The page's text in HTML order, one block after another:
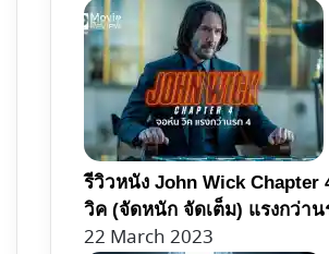
รีวิวหนัง John Wick Chapter
วิค (จัดหนัก จัดเต็ม) แรงกว่าน
22 March 2023